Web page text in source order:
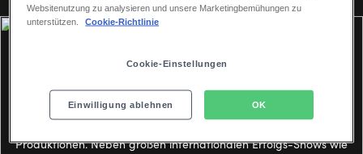
PORTFOLIO UND EIGENENTWICKLUNGEN
Stage verfügt international über ein Portfolio von rund 70
Produktionen. Neben großen internationalen Erfolgs-Shows wie
Websitenutzung zu analysieren und unsere Marketingbemühungen zu
unterstützen.
Cookie-Richtlinie
Cookie-Einstellungen
Einwilligung ablehnen OK